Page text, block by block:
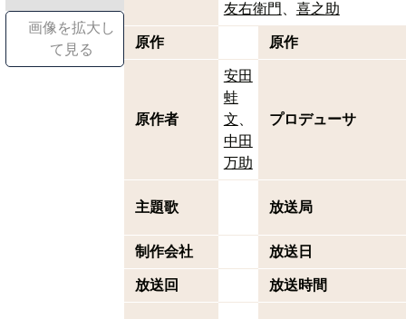
画像を拡大し
て見る
友右衛門
喜之助
原作 原作
原作者
安田
蛙
文
中田
万助
プロデューサ
主題歌 放送局
制作会社 放送日
放送回 放送時間